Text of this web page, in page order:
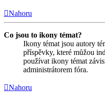
Nahoru
Co jsou to ikony témat?
Ikony témat jsou autory
příspěvky, které můžou
používat ikony témat
administrátorem fóra.
Nahoru